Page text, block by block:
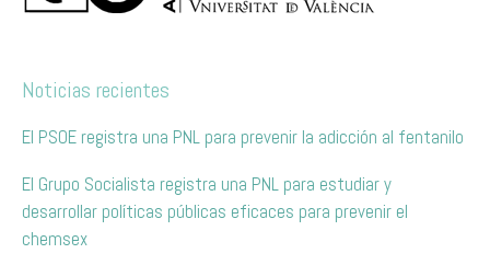
Noticias recientes
El PSOE registra una PNL para prevenir la adicción al fentanilo
El Grupo Socialista registra una PNL para estudiar y
desarrollar políticas públicas eficaces para prevenir el
chemsex